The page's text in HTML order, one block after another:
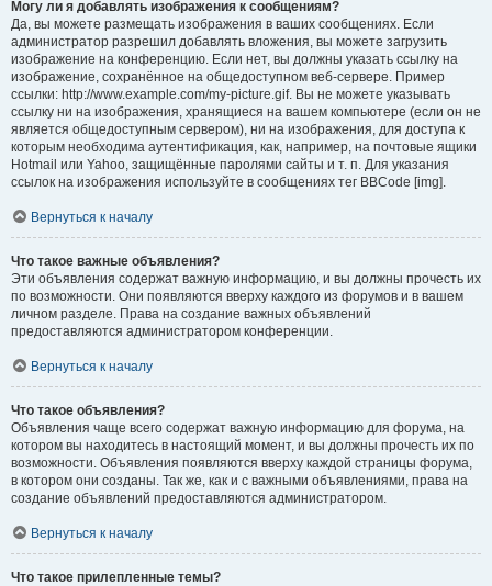
Могу ли я добавлять изображения к сообщениям?
Да, вы можете размещать изображения в ваших сообщениях. Если
администратор разрешил добавлять вложения, вы можете загрузить
изображение на конференцию. Если нет, вы должны указать ссылку на
изображение, сохранённое на общедоступном веб-сервере. Пример
ссылки: http://www.example.com/my-picture.gif. Вы не можете указывать
ссылку ни на изображения, хранящиеся на вашем компьютере (если он не
является общедоступным сервером), ни на изображения, для доступа к
которым необходима аутентификация, как, например, на почтовые ящики
Hotmail или Yahoo, защищённые паролями сайты и т. п. Для указания
ссылок на изображения используйте в сообщениях тег BBCode [img].
Вернуться к началу
Что такое важные объявления?
Эти объявления содержат важную информацию, и вы должны прочесть их
по возможности. Они появляются вверху каждого из форумов и в вашем
личном разделе. Права на создание важных объявлений
предоставляются администратором конференции.
Вернуться к началу
Что такое объявления?
Объявления чаще всего содержат важную информацию для форума, на
котором вы находитесь в настоящий момент, и вы должны прочесть их по
возможности. Объявления появляются вверху каждой страницы форума,
в котором они созданы. Так же, как и с важными объявлениями, права на
создание объявлений предоставляются администратором.
Вернуться к началу
Что такое прилепленные темы?